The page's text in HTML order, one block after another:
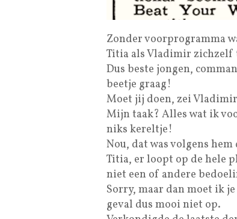
Zonder voorprogramma
Titia als Vladimir zichzelf
Dus beste jongen,
beetje graag!
Moet jij doen, zei
Mijn taak? Alles wat ik
niks kereltje!
Nou, dat was volgens
Titia, er loopt op de hele
niet een of andere
Sorry, maar dan moet ik
geval dus mooi niet op.